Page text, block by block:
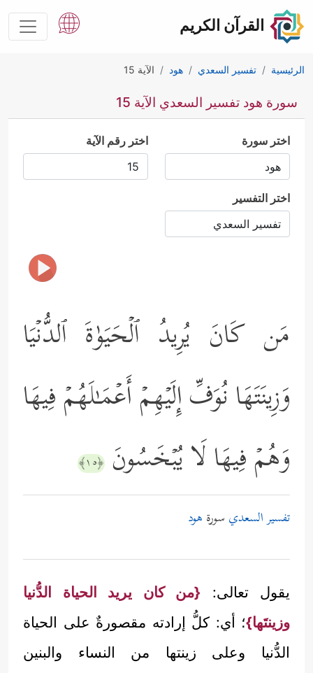
القرآن الكريم
الرئيسية تفسير السعدي هود الآية 15
سورة هود تفسير السعدي الآية 15
اختر سورة اختر رقم الآية
اختر التفسير
مَن كَانَ یُرِیدُ ٱلۡحَیَوٰةَ ٱلدُّنۡیَا
وَزِینَتَهَا نُوَفِّ إِلَیۡهِمۡ أَعۡمَـٰلَهُمۡ فِیهَا
وَهُمۡ فِیهَا لَا یُبۡخَسُونَ ﴿١٥﴾
تفسير السعدي سورة هود
يقول تعالى: {من كان يريد الحياة الدُّنيا
وزينتَها}؛ أي: كلُّ إرادته مقصورةٌ على الحياة
الدُّنيا وعلى زينتها من النساء والبنين